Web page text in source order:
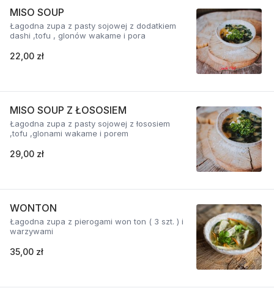
MISO SOUP
Łagodna zupa z pasty sojowej z dodatkiem
dashi ,tofu , glonów wakame i pora
22,00 zł
MISO SOUP Z ŁOSOSIEM
Łagodna zupa z pasty sojowej z łososiem
,tofu ,glonami wakame i porem
29,00 zł
WONTON
Łagodna zupa z pierogami won ton ( 3 szt. ) i
warzywami
35,00 zł